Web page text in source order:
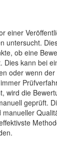
einer
untersucht.
ob eine
Dies kann bei
oder wenn
wird die
geprüft.